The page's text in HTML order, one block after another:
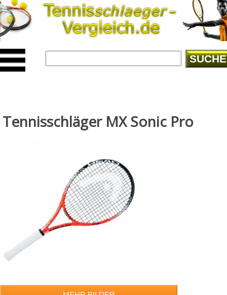
Tennisschläger MX Sonic Pro